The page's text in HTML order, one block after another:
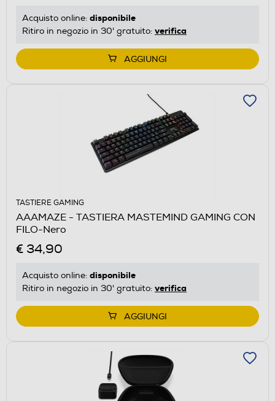
Acquisto online: disponibile
Ritiro in negozio in 30' gratuito: verifica
AGGIUNGI
TASTIERE GAMING
AAAMAZE - TASTIERA MASTEMIND GAMING CON
FILO-Nero
€ 34,90
Acquisto online: disponibile
Ritiro in negozio in 30' gratuito: verifica
AGGIUNGI